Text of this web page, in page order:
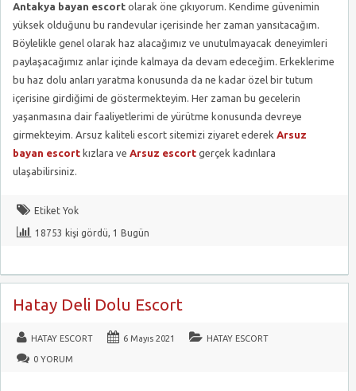
Antakya bayan escort olarak öne çıkıyorum. Kendime güvenimin
yüksek olduğunu bu randevular içerisinde her zaman yansıtacağım.
Böylelikle genel olarak haz alacağımız ve unutulmayacak deneyimleri
paylaşacağımız anlar içinde kalmaya da devam edeceğim. Erkeklerime
bu haz dolu anları yaratma konusunda da ne kadar özel bir tutum
içerisine girdiğimi de göstermekteyim. Her zaman bu gecelerin
yaşanmasına dair faaliyetlerimi de yürütme konusunda devreye
girmekteyim. Arsuz kaliteli escort sitemizi ziyaret ederek Arsuz
bayan escort kızlara ve Arsuz escort gerçek kadınlara
ulaşabilirsiniz.
Etiket Yok
18753 kişi gördü, 1 Bugün
Hatay Deli Dolu Escort
HATAY ESCORT 6 Mayıs 2021 HATAY ESCORT
0 YORUM